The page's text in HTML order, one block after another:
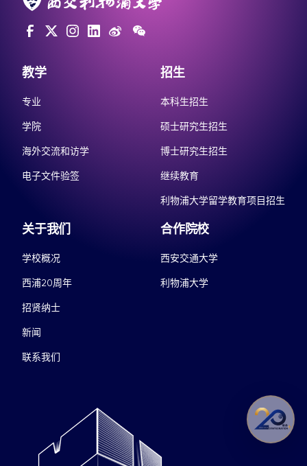
教学
专业
学院
海外交流和访学
电子文件验签
招生
本科生招生
硕士研究生招生
博士研究生招生
继续教育
利物浦大学留学教育项目招生
关于我们
学校概况
西浦20周年
招贤纳士
新闻
联系我们
合作院校
西安交通大学
利物浦大学